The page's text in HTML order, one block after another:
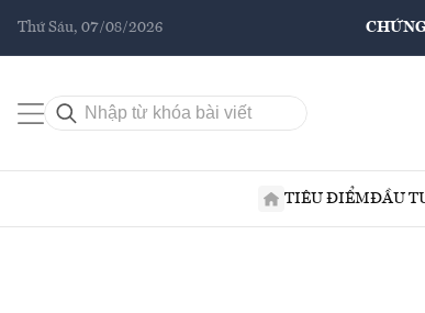
Thứ Sáu, 07/08/2026
TIÊU ĐIỂMĐẦU